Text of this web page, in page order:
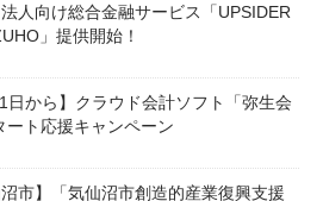
人向け総合金融サービス「UPSIDER
」提供開始！
1日から】クラウド会計ソフト「弥生会
ート応援キャンペーン
沼市】「気仙沼市創造的産業復興支援